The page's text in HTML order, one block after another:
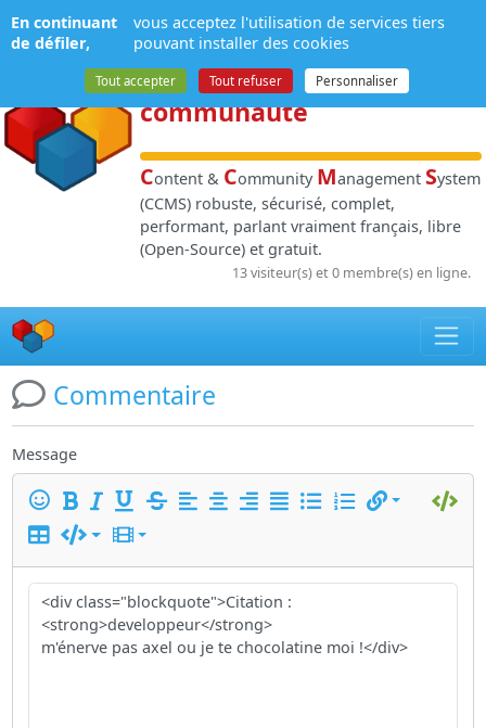
NPDS:Gestion de
contenuet de
communauté
Content & Community Management System
(CCMS) robuste, sécurisé, complet,
performant, parlant vraiment français, libre
(Open-Source) et gratuit.
13 visiteur(s) et 0 membre(s) en ligne.
Commentaire
Message
Panneau de gestion des cookies
En continuant
de défiler,
vous acceptez l'utilisation de services tiers
pouvant installer des cookies
Tout accepter Tout refuser Personnaliser